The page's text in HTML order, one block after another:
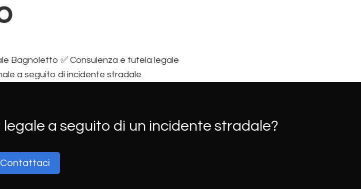
Bagnoletto ✅ Consulenza e tutela legale
a seguito di incidente stradale.
a seguito di un incidente stradale?
Contattaci